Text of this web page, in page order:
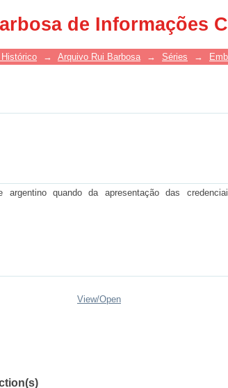
de Informações
→ Arquivo Rui Barbosa → Séries →
quando da apresentação das
View/Open